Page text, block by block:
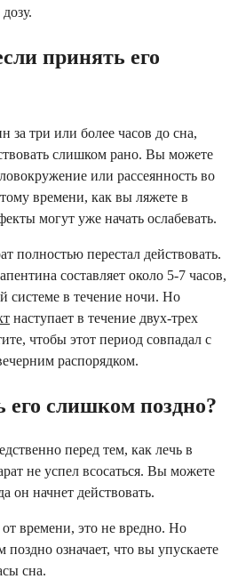
принять его
за три или более часов до сна,
слишком рано. Вы можете
или рассеянность во
времени, как вы ляжете в
могут уже начать ослабевать.
полностью перестал действовать.
составляет около 5-7 часов,
системе в течение ночи. Но
наступает в течение двух-трех
чтобы этот период совпадал с
распорядком.
его слишком поздно?
перед тем, как лечь в
не успел всосаться. Вы можете
он начнет действовать.
времени, это не вредно. Но
означает, что вы упускаете
сна.